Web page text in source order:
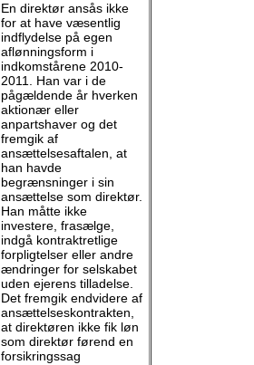
En direktør ansås ikke
for at have væsentlig
indflydelse på egen
aflønningsform i
indkomstårene 2010-
2011. Han var i de
pågældende år hverken
aktionær eller
anpartshaver og det
fremgik af
ansættelsesaftalen, at
han havde
begrænsninger i sin
ansættelse som direktør.
Han måtte ikke
investere, frasælge,
indgå kontraktretlige
forpligtelser eller andre
ændringer for selskabet
uden ejerens tilladelse.
Det fremgik endvidere af
ansættelseskontrakten,
at direktøren ikke fik løn
som direktør førend en
forsikringssag